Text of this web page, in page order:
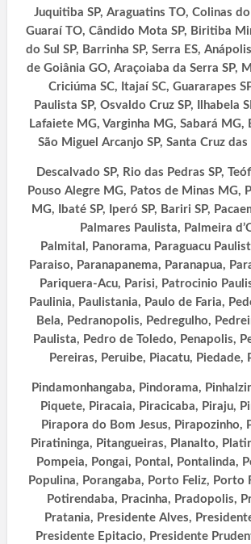
Juquitiba SP, Araguatins TO, Colinas
Guaraí TO, Cândido Mota SP, Biritiba
do Sul SP, Barrinha SP, Serra ES,
de Goiânia GO, Araçoiaba da Serra SP,
Criciúma SC, Itajaí SC, Guararapes
Paulista SP, Osvaldo Cruz SP, Ilhabela
Lafaiete MG, Varginha MG, Sabará MG,
São Miguel Arcanjo SP, Santa Cruz das
Descalvado SP, Rio das Pedras SP,
Pouso Alegre MG, Patos de Minas MG,
MG, Ibaté SP, Iperó SP, Bariri SP,
Palmares Paulista, Palmeira
Palmital, Panorama, Paraguacu
Paraiso, Paranapanema, Paranapua,
Pariquera-Acu, Parisi, Patrocinio
Paulinia, Paulistania, Paulo de Faria,
Bela, Pedranopolis, Pedregulho,
Paulista, Pedro de Toledo, Penapolis,
Pereiras, Peruibe, Piacatu, Piedade,
Pindamonhangaba, Pindorama,
Piquete, Piracaia, Piracicaba, Piraju,
Pirapora do Bom Jesus, Pirapozinho,
Piratininga, Pitangueiras, Planalto,
Pompeia, Pongai, Pontal, Pontalinda,
Populina, Porangaba, Porto Feliz, Porto
Potirendaba, Pracinha, Pradopolis,
Pratania, Presidente Alves,
Presidente Epitacio, Presidente